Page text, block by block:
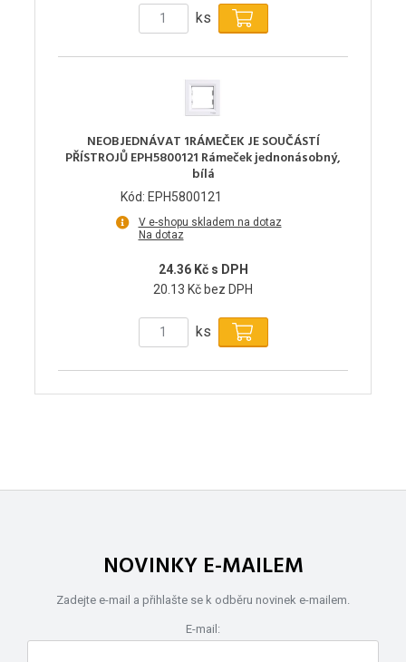
ks
NEOBJEDNÁVAT 1RÁMEČEK JE SOUČÁSTÍ
PŘÍSTROJŮ EPH5800121 Rámeček jednonásobný,
bílá
Kód: EPH5800121
V e-shopu skladem na dotaz
Na dotaz
24.36 Kč s DPH
20.13 Kč bez DPH
ks
NOVINKY E-MAILEM
Zadejte e-mail a přihlašte se k odběru novinek e-mailem.
E-mail: